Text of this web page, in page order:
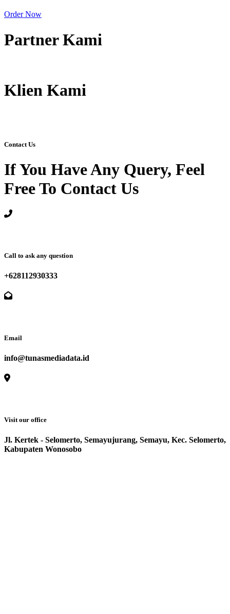
Order Now
Partner Kami
Klien Kami
Contact Us
If You Have Any Query, Feel
Free To Contact Us
Call to ask any question
+628112930333
Email
info@tunasmediadata.id
Visit our office
Jl. Kertek - Selomerto, Semayujurang, Semayu, Kec. Selomerto,
Kabupaten Wonosobo